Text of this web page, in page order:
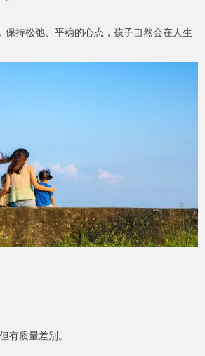
保持松弛、平稳的心态，孩子自然会在人生
有质量差别。